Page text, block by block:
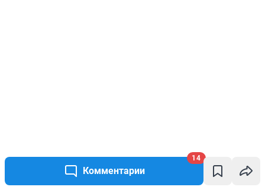
Комментарии
14